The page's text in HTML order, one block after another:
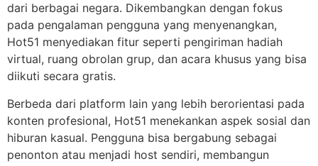
dari berbagai negara. Dikembangkan dengan fokus
pada pengalaman pengguna yang menyenangkan,
Hot51 menyediakan fitur seperti pengiriman hadiah
virtual, ruang obrolan grup, dan acara khusus yang bisa
diikuti secara gratis.
Berbeda dari platform lain yang lebih berorientasi pada
konten profesional, Hot51 menekankan aspek sosial dan
hiburan kasual. Pengguna bisa bergabung sebagai
penonton atau menjadi host sendiri, membangun